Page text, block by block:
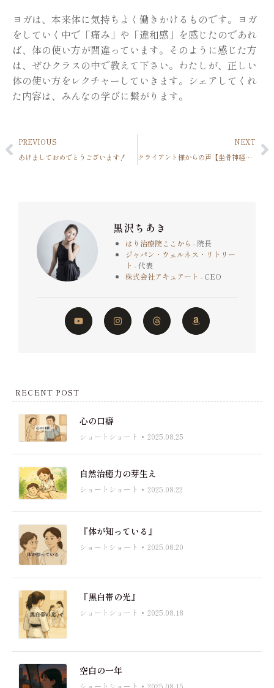
ヨガは、本来体に気持ちよく働きかけるものです。ヨガ
をしていく中で「痛み」や「違和感」を感じたのであれ
ば、体の使い方が間違っています。そのように感じた方
は、ぜひクラスの中で教えて下さい。わたしが、正しい
体の使い方をレクチャーしていきます。シェアしてくれ
た内容は、みんなの学びに繋がります。
PREVIOUS
あけましておめでとうございます！
NEXT
クライアント様からの声【坐骨神経痛】
黒沢ちあき
はり治療院ここから - 院長
ジャパン・ウェルネス・リトリー
ト - 代表
株式会社アキュアート - CEO
RECENT POST
心の口癖
ショートショート 2025.08.25
自然治癒力の芽生え
ショートショート 2025.08.22
『体が知っている』
ショートショート 2025.08.20
『黒白帯の光』
ショートショート 2025.08.18
空白の一年